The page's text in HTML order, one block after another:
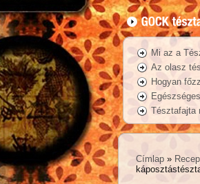
Mi az a
Az olasz
Hogyan
Tésztafajta
Címlap »